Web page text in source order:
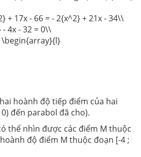
17x - 66 = - 2{x^2} + 21x - 34\\
4x - 32 = 0\\
hoành độ tiếp điểm của hai
đến parabol đã cho).
thể nhìn được các điểm M thuộc
độ điểm M thuộc đoạn [-4 ;